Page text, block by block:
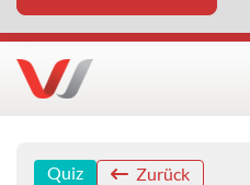
Quiz Zurück